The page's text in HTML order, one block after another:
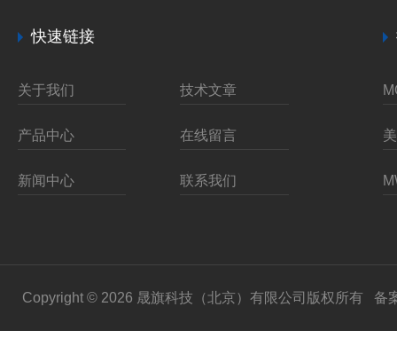
快速链接
关于我们 技术文章
产品中心 在线留言
新闻中心 联系我们
Copyright © 2026 晟旗科技（北京）有限公司版权所有 备